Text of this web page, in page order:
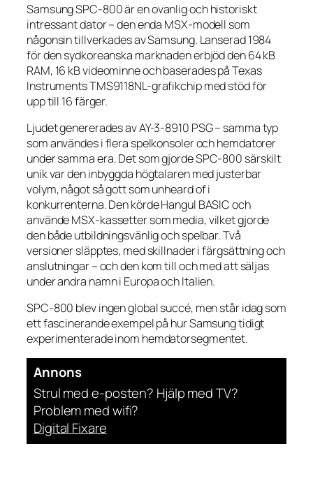
Samsung SPC-800 är en ovanlig och historiskt
intressant dator – den enda MSX-modell som
någonsin tillverkades av Samsung. Lanserad 1984
för den sydkoreanska marknaden erbjöd den 64 kB
RAM, 16 kB videominne och baserades på Texas
Instruments TMS9118NL-grafikchip med stöd för
upp till 16 färger.
Ljudet genererades av AY-3-8910 PSG – samma typ
som användes i flera spelkonsoler och hemdatorer
under samma era. Det som gjorde SPC-800 särskilt
unik var den inbyggda högtalaren med justerbar
volym, något så gott som unheard of i
konkurrenterna. Den körde Hangul BASIC och
använde MSX-kassetter som media, vilket gjorde
den både utbildningsvänlig och spelbar. Två
versioner släpptes, med skillnader i färgsättning och
anslutningar – och den kom till och med att säljas
under andra namn i Europa och Italien.
SPC-800 blev ingen global succé, men står idag som
ett fascinerande exempel på hur Samsung tidigt
experimenterade inom hemdatorsegmentet.
Annons
Strul med e-posten? Hjälp med TV?
Problem med wifi?
Digital Fixare